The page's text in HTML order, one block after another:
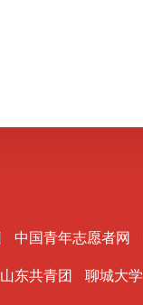
中国青年志愿者网
山东共青团 聊城大学